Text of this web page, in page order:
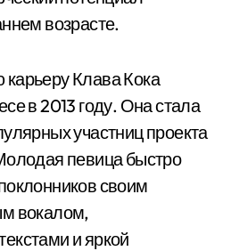
возрасте.
Клава Кока
в 2013 году. Она стала
участниц проекта
певица быстро
своим
вокалом,
и яркой